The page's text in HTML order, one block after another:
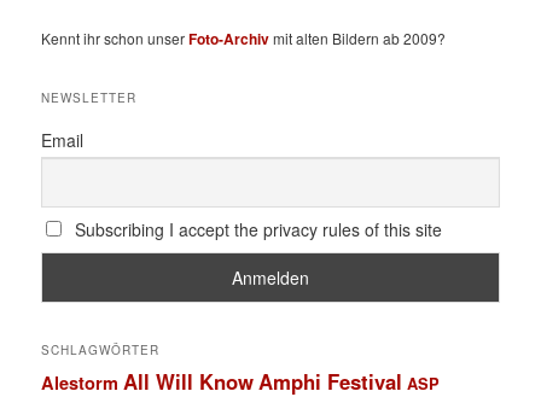
Kennt ihr schon unserFoto-Archivmit alten Bildern ab 2009?
NEWSLETTER
Email
Subscribing I accept the privacy rules of this site
SCHLAGWÖRTER
Alestorm All Will KnowAmphi Festival ASP